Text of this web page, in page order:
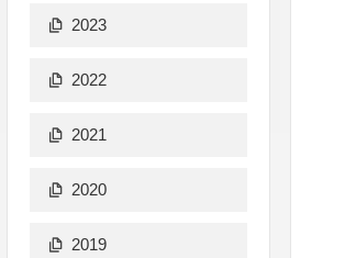
2023
2022
2021
2020
2019